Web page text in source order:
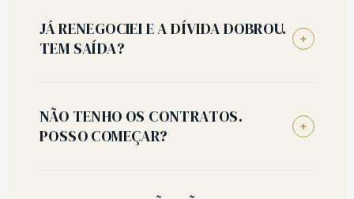
JÁ RENEGOCIEI E A DÍVIDA DOBROU.
TEM SAÍDA?
+
NÃO TENHO OS CONTRATOS.
POSSO COMEÇAR?
+